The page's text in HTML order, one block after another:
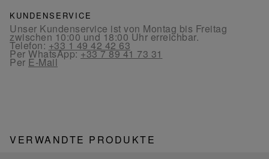
KUNDENSERVICE
Unser Kundenservice ist von Montag bis Freitag
zwischen 10:00 und 18:00 Uhr erreichbar.
Telefon:+33 1 49 42 42 63
Per WhatsApp:+33 7 89 41 73 31
Per E-Mail
VERWANDTE PRODUKTE